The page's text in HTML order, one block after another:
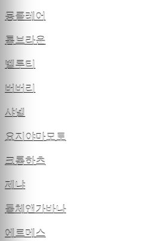
몽클레어
톰브라운
벨루티
버버리
샤넬
요지야마모토
크롬하츠
제냐
돌체앤가바나
에르메스